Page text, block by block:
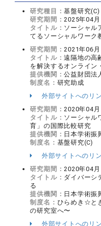
研究種目：基盤研究(C)
研究期間：2025年04
タイトル： ソーシャル
てるソーシャルワーク
研究期間：2021年06
タイトル：遠隔地の高
を解決するオンライン
提供機関：公益財団法
制度名： 研究助成
外部サイトへのリ
研究期間：2020年04
タイトル： ソーシャル
育」の国際比較研究
提供機関： 日本学術振
制度名： 基盤研究(C)
外部サイトへのリ
研究期間：2020年04
タイトル： ダイバーシ
る
提供機関： 日本学術振
制度名： ひらめき☆と
の研究室へ〜
外部サイトへのリ